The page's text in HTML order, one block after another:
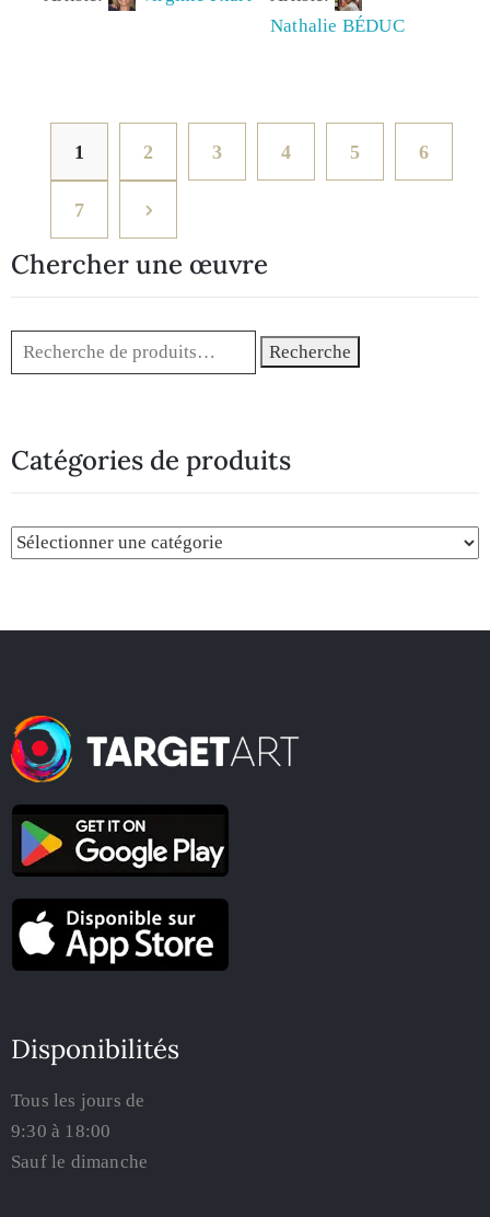
Nathalie BÉDUC
1 2 3 4 5 6
7
Chercher une œuvre
Recherche
Catégories de produits
Disponibilités
Tous les jours de
9:30 à 18:00
Sauf le dimanche